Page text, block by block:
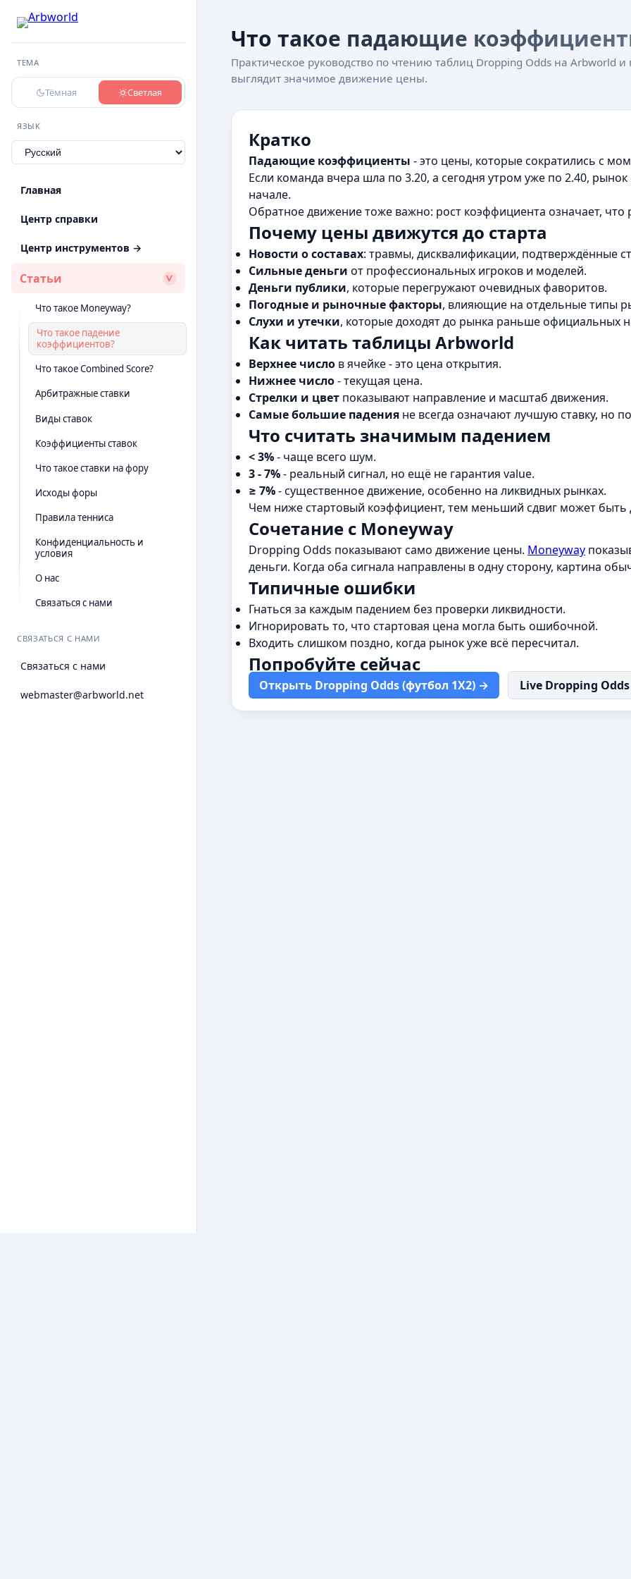
ТЕМА
Тёмная Светлая
ЯЗЫК
Главная
Центр справки
Центр инструментов →
Статьи
Что такое Moneyway?
Что такое падение
коэффициентов?
Что такое Combined Score?
Арбитражные ставки
Виды ставок
Коэффициенты ставок
Что такое ставки на фору
Исходы форы
Правила тенниса
Конфиденциальность и
условия
О нас
Связаться с нами
СВЯЗАТЬСЯ С НАМИ
Связаться с нами
webmaster@arbworld.net
Что такое падающие
Практическое руководство по чтению таблиц Dropping Odds на Arbworld
выглядит значимое движение цены.
Кратко
Падающие коэффициенты - это цены, которые сократились с
Если команда вчера шла по 3.20, а сегодня утром уже по 2.40,
начале.
Обратное движение тоже важно: рост коэффициента означает, что
Почему цены движутся до старта
Новости о составах: травмы, дисквалификации, подтверждённые
Сильные деньги от профессиональных игроков и моделей.
Деньги публики, которые перегружают очевидных фаворитов.
Погодные и рыночные факторы, влияющие на отдельные типы
Слухи и утечки, которые доходят до рынка раньше официальных
Как читать таблицы Arbworld
Верхнее число в ячейке - это цена открытия.
Нижнее число- текущая цена.
Стрелки и цвет показывают направление и масштаб движения.
Самые большие падения не всегда означают лучшую ставку, но
Что считать значимым падением
< 3%- чаще всего шум.
3 - 7%- реальный сигнал, но ещё не гарантия value.
≥ 7%- существенное движение, особенно на ликвидных рынках.
Чем ниже стартовый коэффициент, тем меньший сдвиг может
Сочетание с Moneyway
Dropping Odds показывают само движение цены. Moneyway
деньги. Когда оба сигнала направлены в одну сторону, картина
Типичные ошибки
Гнаться за каждым падением без проверки ликвидности.
Игнорировать то, что стартовая цена могла быть ошибочной.
Входить слишком поздно, когда рынок уже всё пересчитал.
Попробуйте сейчас
Открыть Dropping Odds (футбол 1X2) → Live Dropping